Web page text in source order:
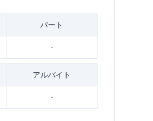
パート
-
アルバイト
-